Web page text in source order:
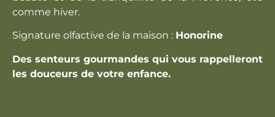
comme hiver.
Signature olfactive de la maison : Honorine
Des senteurs gourmandes qui vous rappelleront
les douceurs de votre enfance.